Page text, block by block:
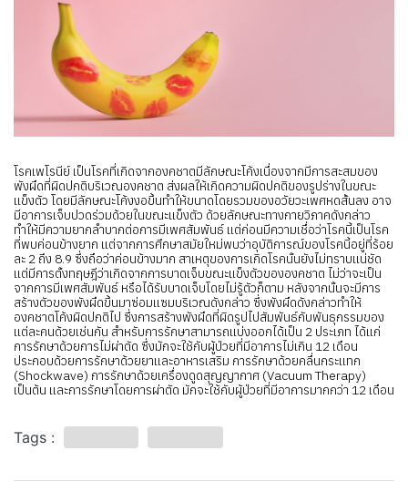
โรคเพโรนีย์ เป็นโรคที่เกิดจากองคชาตมีลักษณะโค้งเนื่องจากมีการสะสมของ
พังผืดที่ผิดปกติบริเวณองคชาต ส่งผลให้เกิดความผิดปกติของรูปร่างในขณะ
แข็งตัว โดยมีลักษณะโค้งงอขึ้นทำให้ขนาดโดยรวมของอวัยวะเพศหดสั้นลง อาจ
มีอาการเจ็บปวดร่วมด้วยในขณะแข็งตัว ด้วยลักษณะทางกายวิภาคดังกล่าว
ทำให้มีความยากลำบากต่อการมีเพศสัมพันธ์ แต่ก่อนมีความเชื่อว่าโรคนี้เป็นโรค
ที่พบค่อนข้างยาก แต่จากการศึกษาสมัยใหม่พบว่าอุบัติการณ์ของโรคนี้อยู่ที่ร้อย
ละ 2 ถึง 8.9 ซึ่งถือว่าค่อนข้างมาก สาเหตุของการเกิดโรคนั้นยังไม่ทราบแน่ชัด
แต่มีการตั้งทฤษฎีว่าเกิดจากการบาดเจ็บขณะแข็งตัวขององคชาต ไม่ว่าจะเป็น
จากการมีเพศสัมพันธ์ หรือได้รับบาดเจ็บโดยไม่รู้ตัวก็ตาม หลังจากนั้นจะมีการ
สร้างตัวของพังผืดขึ้นมาซ่อมแซมบริเวณดังกล่าว ซึ่งพังผืดดังกล่าวทำให้
องคชาตโค้งผิดปกติไป ซึ่งการสร้างพังผืดที่ผิดรูปไปสัมพันธ์กับพันธุกรรมของ
แต่ละคนด้วยเช่นกัน สำหรับการรักษาสามารถแบ่งออกได้เป็น 2 ประเภท ได้แก่
การรักษาด้วยการไม่ผ่าตัด ซึ่งมักจะใช้กับผู้ป่วยที่มีอาการไม่เกิน 12 เดือน
ประกอบด้วยการรักษาด้วยยาและอาหารเสริม การรักษาด้วยคลื่นกระแทก
(Shockwave) การรักษาด้วยเครื่องดูดสุญญากาศ (Vacuum Therapy)
เป็นต้น และการรักษาโดยการผ่าตัด มักจะใช้กับผู้ป่วยที่มีอาการมากกว่า 12 เดือน
Tags :